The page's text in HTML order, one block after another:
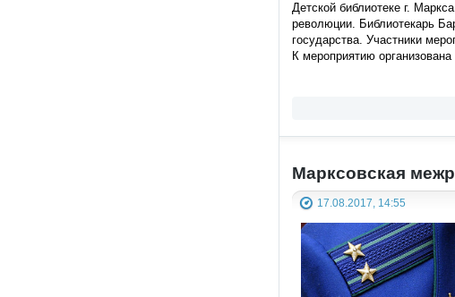
Детской библиотеке г.
революции. Библиотекарь
государства. Участники
К мероприятию
Марксовская
17.08.2017, 14:55